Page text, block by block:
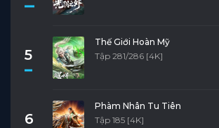
5
Thế Giới Hoàn Mỹ
Tập 281/286 [4K]
6
Phàm Nhân Tu Tiên
Tập 185 [4K]